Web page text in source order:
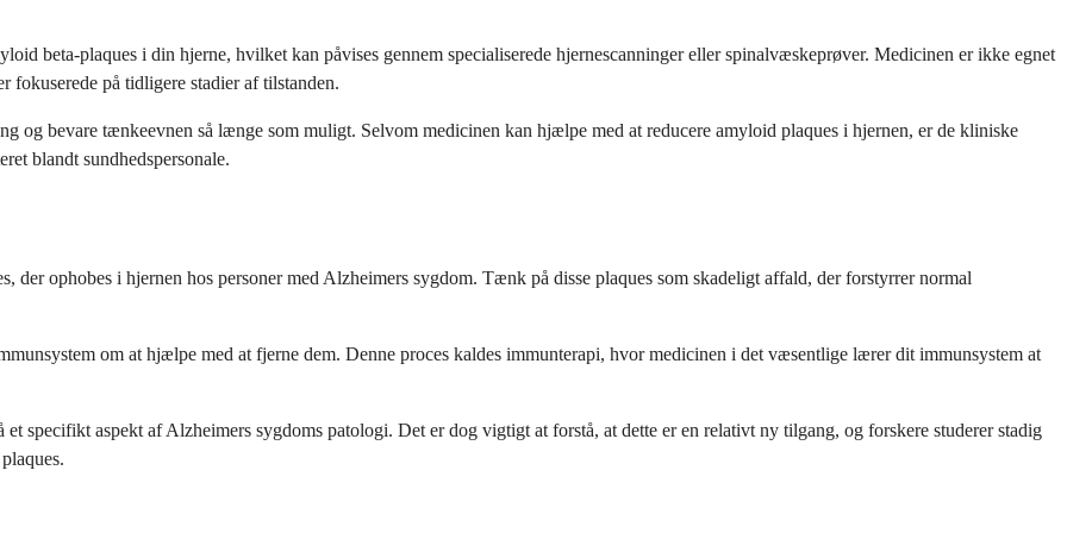
beta-plaques i din hjerne, hvilket kan påvises gennem specialiserede hjernescanninger eller spinalvæskeprøver. Medicinen er ikke egnet
på tidligere stadier af tilstanden.
og bevare tænkeevnen så længe som muligt. Selvom medicinen kan hjælpe med at reducere amyloid plaques i hjernen, er de kliniske
blandt sundhedspersonale.
der ophobes i hjernen hos personer med Alzheimers sygdom. Tænk på disse plaques som skadeligt affald, der forstyrrer normal
om at hjælpe med at fjerne dem. Denne proces kaldes immunterapi, hvor medicinen i det væsentlige lærer dit immunsystem at
specifikt aspekt af Alzheimers sygdoms patologi. Det er dog vigtigt at forstå, at dette er en relativt ny tilgang, og forskere studerer stadig